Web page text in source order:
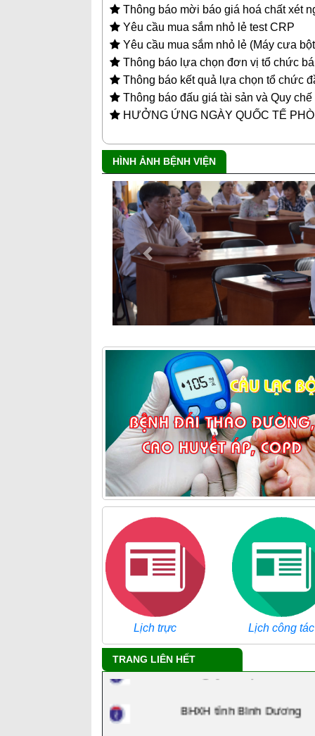
Thông báo mời báo giá hoá chất xét
Yêu cầu mua sắm nhỏ lẻ test CRP
Yêu cầu mua sắm nhỏ lẻ (Máy cưa
Thông báo lựa chọn đơn vị tổ chức
Thông báo kết quả lựa chọn tổ chức
Thông báo đấu giá tài sản và Quy
HƯỞNG ỨNG NGÀY QUỐC TẾ
HÌNH ẢNH BỆNH VIỆN
TRANG LIÊN HẾT
Tra cứu danh mục ICD
Công ty chủ quản